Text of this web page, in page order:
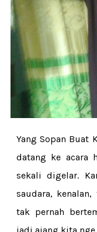
Yang Sopan Buat
datang ke acara
sekali digelar.
saudara,
tak pernah